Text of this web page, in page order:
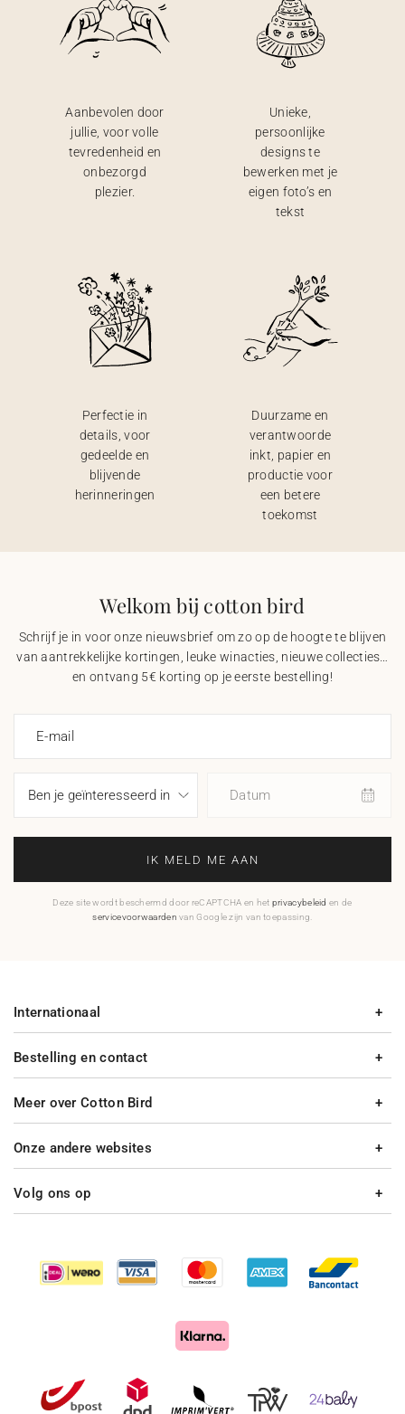
Aanbevolen door
jullie, voor volle
tevredenheid en
onbezorgd
plezier.
Unieke,
persoonlijke
designs te
bewerken met je
eigen foto’s en
tekst
Perfectie in
details, voor
gedeelde en
blijvende
herinneringen
Duurzame en
verantwoorde
inkt, papier en
productie voor
een betere
toekomst
Welkom bij cotton bird
Schrijf je in voor onze nieuwsbrief om zo op de hoogte te blijven
van aantrekkelijke kortingen, leuke winacties, nieuwe collecties…
en ontvang 5€ korting op je eerste bestelling!
E-mail
Datum
IK MELD ME AAN
Deze site wordt beschermd door reCAPTCHA en het privacybeleid en de
servicevoorwaarden van Google zijn van toepassing.
Bestelling en contact
Meer over Cotton Bird
Internationaal
Onze andere websites
Volg ons op